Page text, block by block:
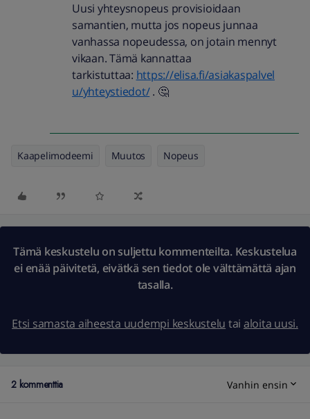
Uusi yhteysnopeus provisioidaan
samantien, mutta jos nopeus junnaa
vanhassa nopeudessa, on jotain mennyt
vikaan. Tämä kannattaa
tarkistuttaa: https://elisa.fi/asiakaspalvel
u/yhteystiedot/. 🤔
Kaapelimodeemi Muutos Nopeus
Tämä keskustelu on suljettu kommenteilta. Keskustelua
ei enää päivitetä, eivätkä sen tiedot ole välttämättä ajan
tasalla.
Etsi samasta aiheesta uudempi keskustelu tai aloita uusi.
2 kommenttia Vanhin ensin